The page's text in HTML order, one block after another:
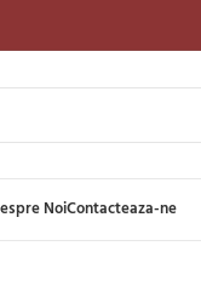
NoiContacteaza-ne